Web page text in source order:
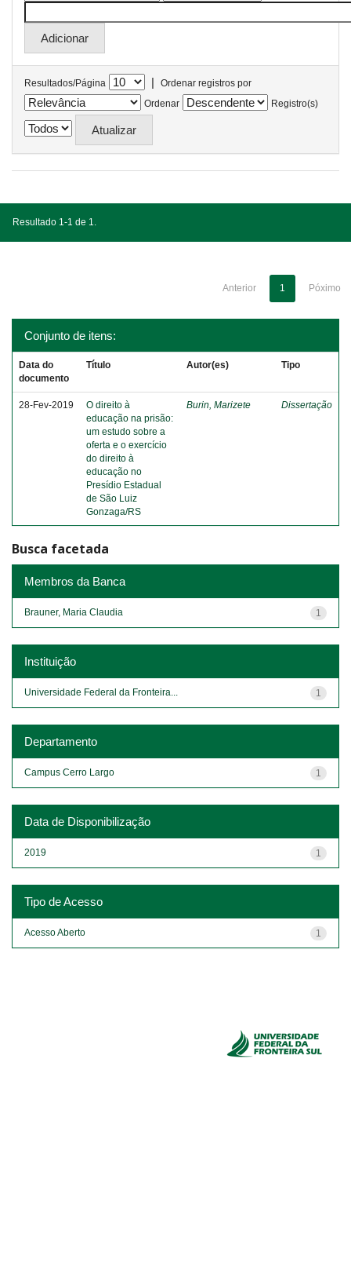
Resultados/Página |
Ordenar registros por
Ordenar
Registro(s)
Resultado 1-1 de 1.
Anterior 1 Póximo
Conjunto de itens:
Data do
documento
Título Autor(es) Tipo
28-Fev-2019
O direito à
educação na prisão:
um estudo sobre a
oferta e o exercício
do direito à
educação no
Presídio Estadual
de São Luiz
Gonzaga/RS
Burin, Marizete Dissertação
Busca facetada
Membros da Banca
1
Brauner, Maria Claudia
Instituição
1
Universidade Federal da Fronteira...
Departamento
1
Campus Cerro Largo
Data de Disponibilização
1
2019
Tipo de Acesso
1
Acesso Aberto